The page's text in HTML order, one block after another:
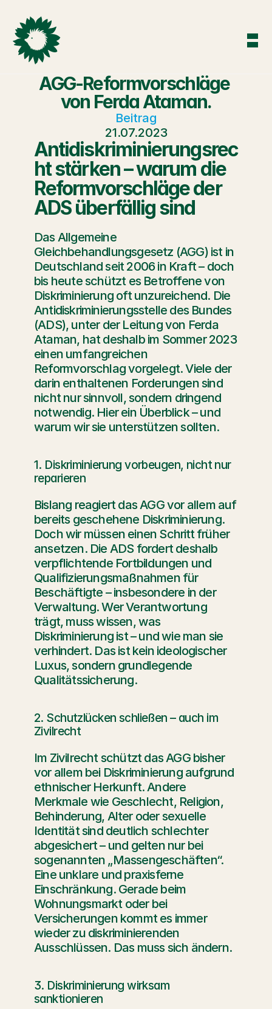
AGG-Reformvorschläge
von Ferda Ataman.
Beitrag
21.07.2023
Antidiskriminierungsrec
ht stärken – warum die
Reformvorschläge der
ADS überfällig sind
Das Allgemeine
Gleichbehandlungsgesetz (AGG) ist in
Deutschland seit 2006 in Kraft – doch
bis heute schützt es Betroffene von
Diskriminierung oft unzureichend. Die
Antidiskriminierungsstelle des Bundes
(ADS), unter der Leitung von Ferda
Ataman, hat deshalb im Sommer 2023
einen umfangreichen
Reformvorschlag vorgelegt. Viele der
darin enthaltenen Forderungen sind
nicht nur sinnvoll, sondern dringend
notwendig. Hier ein Überblick – und
warum wir sie unterstützen sollten.
1. Diskriminierung vorbeugen, nicht nur
reparieren
Bislang reagiert das AGG vor allem auf
bereits geschehene Diskriminierung.
Doch wir müssen einen Schritt früher
ansetzen. Die ADS fordert deshalb
verpflichtende Fortbildungen und
Qualifizierungsmaßnahmen für
Beschäftigte – insbesondere in der
Verwaltung. Wer Verantwortung
trägt, muss wissen, was
Diskriminierung ist – und wie man sie
verhindert. Das ist kein ideologischer
Luxus, sondern grundlegende
Qualitätssicherung.
2. Schutzlücken schließen – auch im
Zivilrecht
Im Zivilrecht schützt das AGG bisher
vor allem bei Diskriminierung aufgrund
ethnischer Herkunft. Andere
Merkmale wie Geschlecht, Religion,
Behinderung, Alter oder sexuelle
Identität sind deutlich schlechter
abgesichert – und gelten nur bei
sogenannten „Massengeschäften“.
Eine unklare und praxisferne
Einschränkung. Gerade beim
Wohnungsmarkt oder bei
Versicherungen kommt es immer
wieder zu diskriminierenden
Ausschlüssen. Das muss sich ändern.
3. Diskriminierung wirksam
sanktionieren